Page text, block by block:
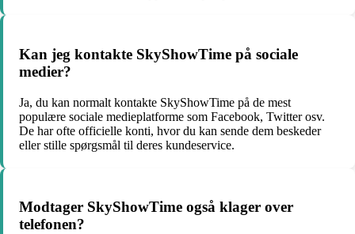
Kan jeg kontakte SkyShowTime på sociale
medier?
Ja, du kan normalt kontakte SkyShowTime på de mest
populære sociale medieplatforme som Facebook, Twitter osv.
De har ofte officielle konti, hvor du kan sende dem beskeder
eller stille spørgsmål til deres kundeservice.
Modtager SkyShowTime også klager over
telefonen?